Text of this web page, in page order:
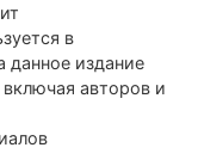
в
данное издание
авторов и